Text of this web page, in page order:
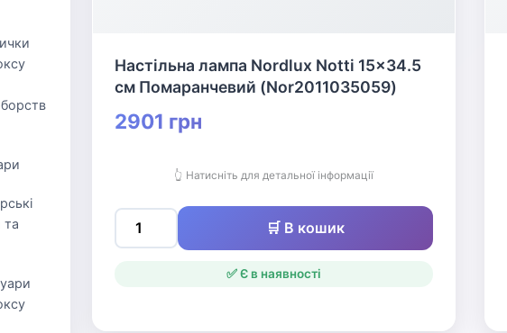
та
Настільна лампа Nordlux Notti 15x34.5
см Помаранчевий (Nor2011035059)
2901 грн
👆 Натисніть для детальної інформації
🛒 В кошик
✅ Є в наявності